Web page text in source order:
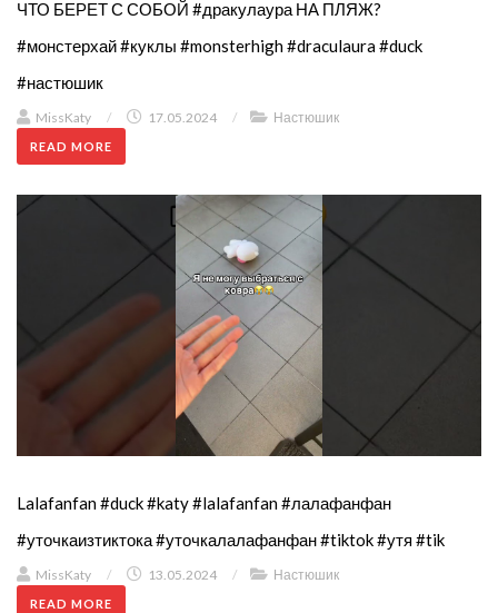
ЧТО БЕРЕТ С СОБОЙ #дракулаура НА ПЛЯЖ?
#монстерхай #куклы #monsterhigh #draculaura #duck
#настюшик
MissKaty / 17.05.2024 / Настюшик
READ MORE
Lalafanfan #duck #katy #lalafanfan #лалафанфан
#уточкаизтиктока #уточкалалафанфан #tiktok #утя #tik
MissKaty / 13.05.2024 / Настюшик
READ MORE